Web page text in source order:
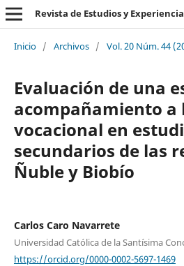
Revista de Estudios y
Inicio / Archivos / Vol. 20 Núm. 44
Evaluación de una
acompañamiento a
vocacional en
secundarios de las
Ñuble y Biobío
Carlos Caro Navarrete
Universidad Católica de la Santísima
https://orcid.org/0000-0002-5697-1469